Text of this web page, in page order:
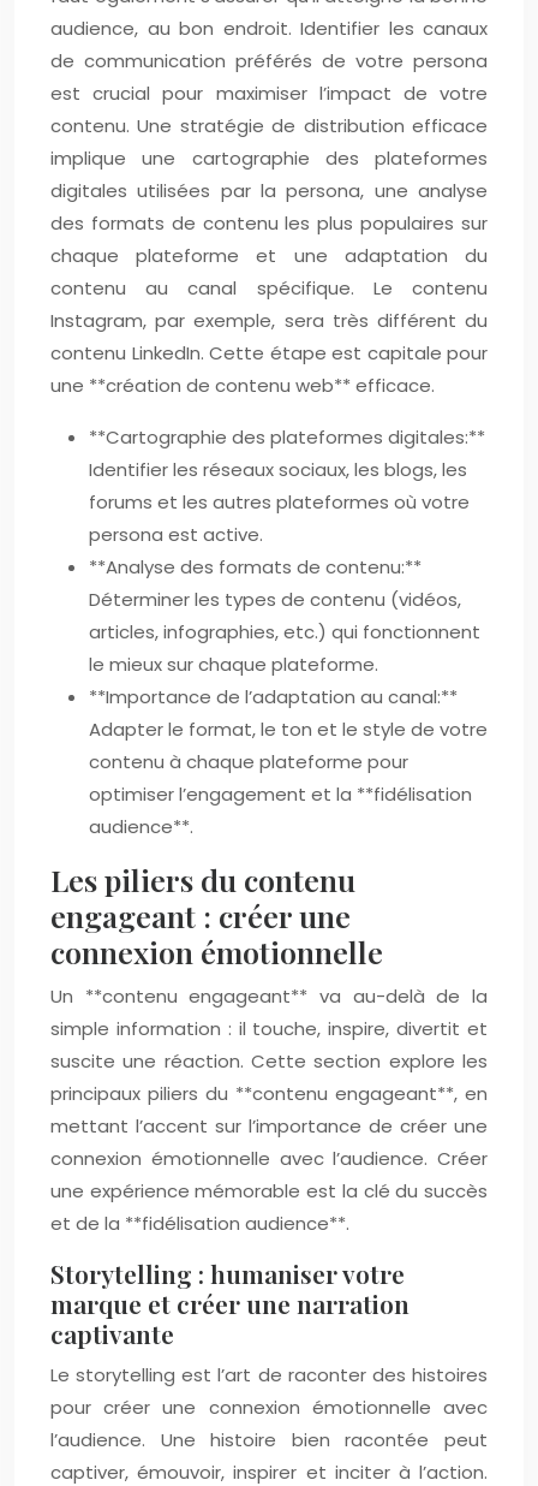
audience, au bon endroit. Identifier les canaux
de communication préférés de votre persona
est crucial pour maximiser l’impact de votre
contenu. Une stratégie de distribution efficace
implique une cartographie des plateformes
digitales utilisées par la persona, une analyse
des formats de contenu les plus populaires sur
chaque plateforme et une adaptation du
contenu au canal spécifique. Le contenu
Instagram, par exemple, sera très différent du
contenu LinkedIn. Cette étape est capitale pour
une **création de contenu web** efficace.
**Cartographie des plateformes digitales:**
Identifier les réseaux sociaux, les blogs, les
forums et les autres plateformes où votre
persona est active.
**Analyse des formats de contenu:**
Déterminer les types de contenu (vidéos,
articles, infographies, etc.) qui fonctionnent
le mieux sur chaque plateforme.
**Importance de l’adaptation au canal:**
Adapter le format, le ton et le style de votre
contenu à chaque plateforme pour
optimiser l’engagement et la **fidélisation
audience**.
Les piliers du contenu
engageant : créer une
connexion émotionnelle
Un **contenu engageant** va au-delà de la
simple information : il touche, inspire, divertit et
suscite une réaction. Cette section explore les
principaux piliers du **contenu engageant**, en
mettant l’accent sur l’importance de créer une
connexion émotionnelle avec l’audience. Créer
une expérience mémorable est la clé du succès
et de la **fidélisation audience**.
Storytelling : humaniser votre
marque et créer une narration
captivante
Le storytelling est l’art de raconter des histoires
pour créer une connexion émotionnelle avec
l’audience. Une histoire bien racontée peut
captiver, émouvoir, inspirer et inciter à l’action.